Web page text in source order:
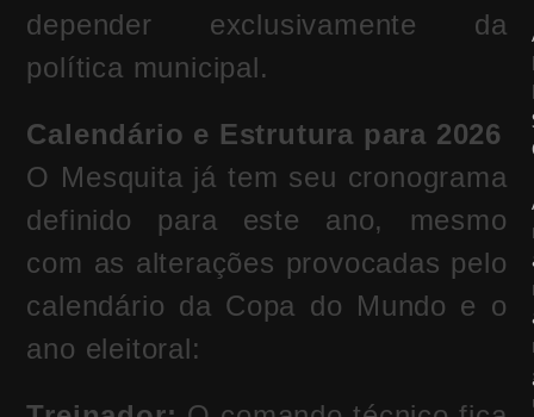
depender exclusivamente da
política municipal.
Calendário e Estrutura para 2026
O Mesquita já tem seu cronograma
definido para este ano, mesmo
com as alterações provocadas pelo
calendário da Copa do Mundo e o
ano eleitoral: